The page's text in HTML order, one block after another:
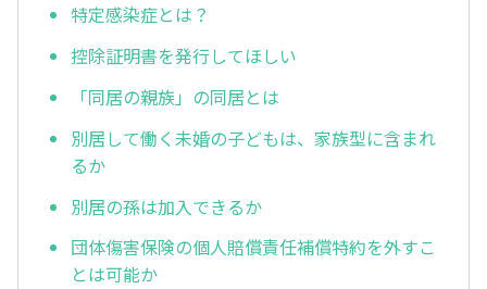
特定感染症とは？
控除証明書を発行してほしい
「同居の親族」の同居とは
別居して働く未婚の子どもは、家族型に含まれ
るか
別居の孫は加入できるか
団体傷害保険の個人賠償責任補償特約を外すこ
とは可能か